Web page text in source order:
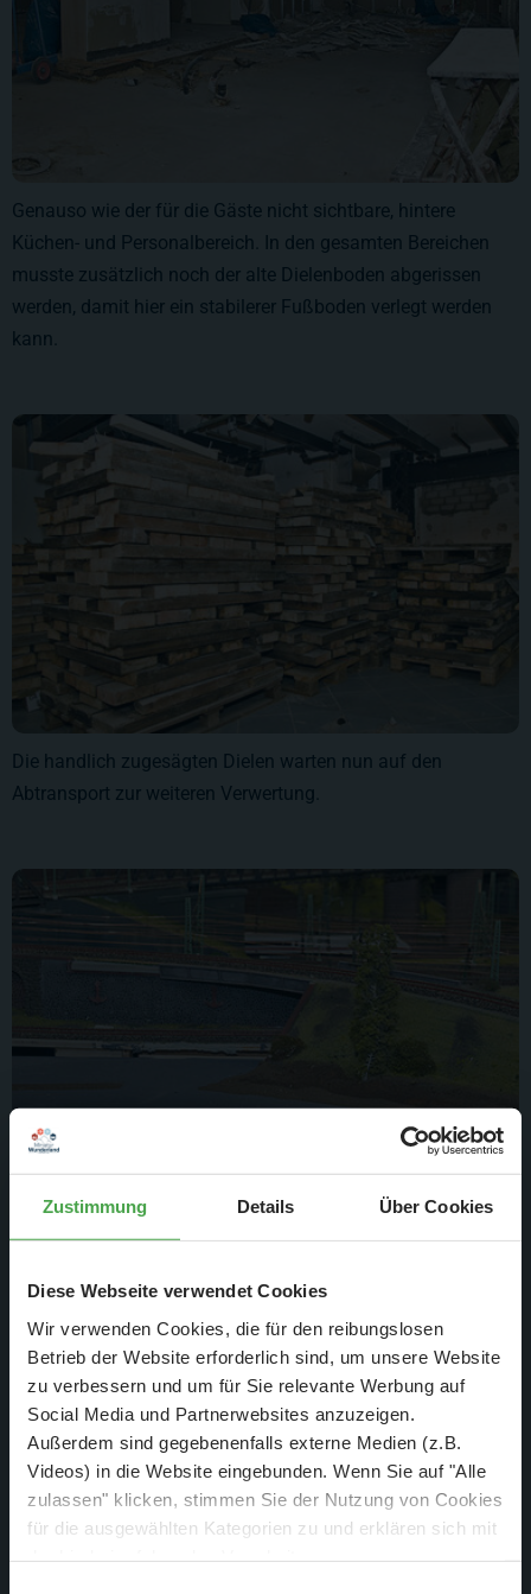
Zustimmung Details Über Cookies
Diese Webseite verwendet Cookies
Wir verwenden Cookies, die für den reibungslosen
Betrieb der Website erforderlich sind, um unsere Website
zu verbessern und um für Sie relevante Werbung auf
Social Media und Partnerwebsites anzuzeigen.
Außerdem sind gegebenenfalls externe Medien (z.B.
Videos) in die Website eingebunden. Wenn Sie auf "Alle
zulassen" klicken, stimmen Sie der Nutzung von Cookies
für die ausgewählten Kategorien zu und erklären sich mit
Genauso wie der für die Gäste nicht sichtbare, hintere
Küchen- und Personalbereich. In den gesamten Bereichen
musste zusätzlich noch der alte Dielenboden abgerissen
werden, damit hier ein stabilerer Fußboden verlegt werden
kann.
Die handlich zugesägten Dielen warten nun auf den
Abtransport zur weiteren Verwertung.
Auf der Fläche des U-Bahn-Betriebswerkes im Hamburg-
Abschnitt wurde in den letzten Tagen auch weiter gearbeitet.
Damit die neue Fläche des U-Bahn-BWs eingebaut werden
Flächen modernisiert bzw. neu aufgebaut werden.